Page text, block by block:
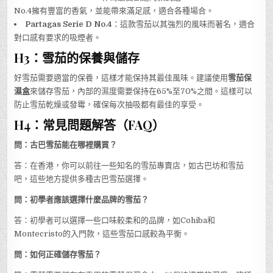
No.4擁有豐富的香氣，並能帶來滿足感，適合各種場合。
Partagas Serie D No.4 ：這款雪茄以其強烈的風味而著名，適合
對口感有要求的吸煙者。
H3：雪茄的保養與儲存
好雪茄需要適當的保養，這樣才能保持其最佳風味。建議使用 雪茄保
濕盒來儲存雪茄，內部的濕度需要保持在65%至70%之間。這樣可以
防止雪茄乾燥或發霉，確保每次抽吸都有最佳的享受。
H4：常見問題解答（FAQ）
問：古巴雪茄能在哪裡購買？
答：在香港，你可以前往一些知名的雪茄專賣店，如古巴坊和雪茄
吧，這些地方提供多種古巴雪茄選擇。
問：初學者應該選擇什麼品牌的雪茄？
答：初學者可以選擇一些口味較柔和的品牌，如Cohiba和
Montecristo的入門款，這些雪茄口感較為平衡。
問：如何正確儲存雪茄？